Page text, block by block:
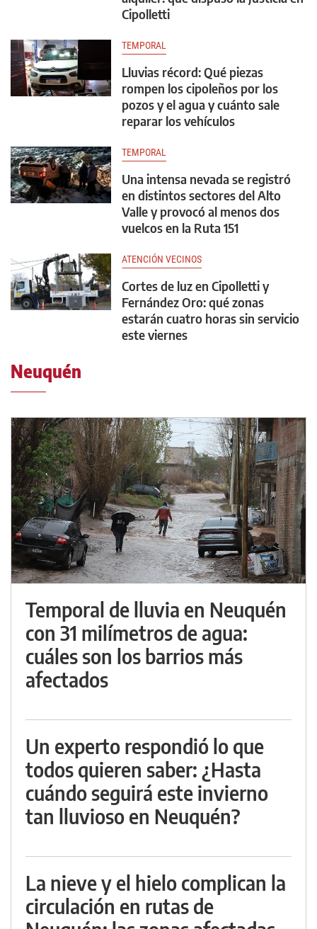
Cipolletti
TEMPORAL
Lluvias récord: Qué piezas
rompen los cipoleños por los
pozos y el agua y cuánto sale
reparar los vehículos
TEMPORAL
Una intensa nevada se registró
en distintos sectores del Alto
Valle y provocó al menos dos
vuelcos en la Ruta 151
ATENCIÓN VECINOS
Cortes de luz en Cipolletti y
Fernández Oro: qué zonas
estarán cuatro horas sin servicio
este viernes
Neuquén
Temporal de lluvia en Neuquén
con 31 milímetros de agua:
cuáles son los barrios más
afectados
Un experto respondió lo que
todos quieren saber: ¿Hasta
cuándo seguirá este invierno
tan lluvioso en Neuquén?
La nieve y el hielo complican la
circulación en rutas de